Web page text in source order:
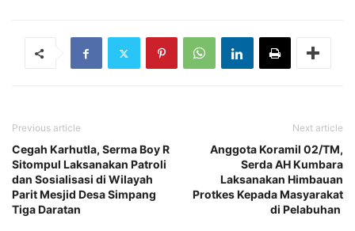
Previous article
Cegah Karhutla, Serma Boy R
Sitompul Laksanakan Patroli
dan Sosialisasi di Wilayah
Parit Mesjid Desa Simpang
Tiga Daratan
Next article
Anggota Koramil 02/TM,
Serda AH Kumbara
Laksanakan Himbauan
Protkes Kepada Masyarakat
di Pelabuhan